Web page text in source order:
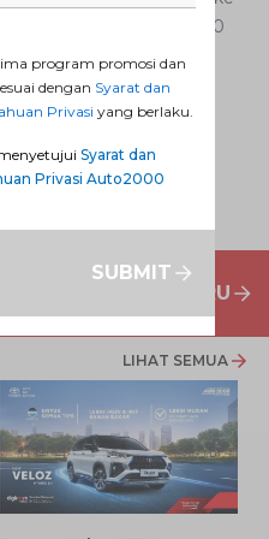
layanan THS-Auto2000
aplikasi Auto2000
jugadan dapatkan
Auto2000. Anda bisa
MOBIL BARU
LIHAT SEMUA
program promosi dan
dengan Syarat dan
Privasi yang berlaku.
Syarat dan
Privasi Auto2000
SUBMIT